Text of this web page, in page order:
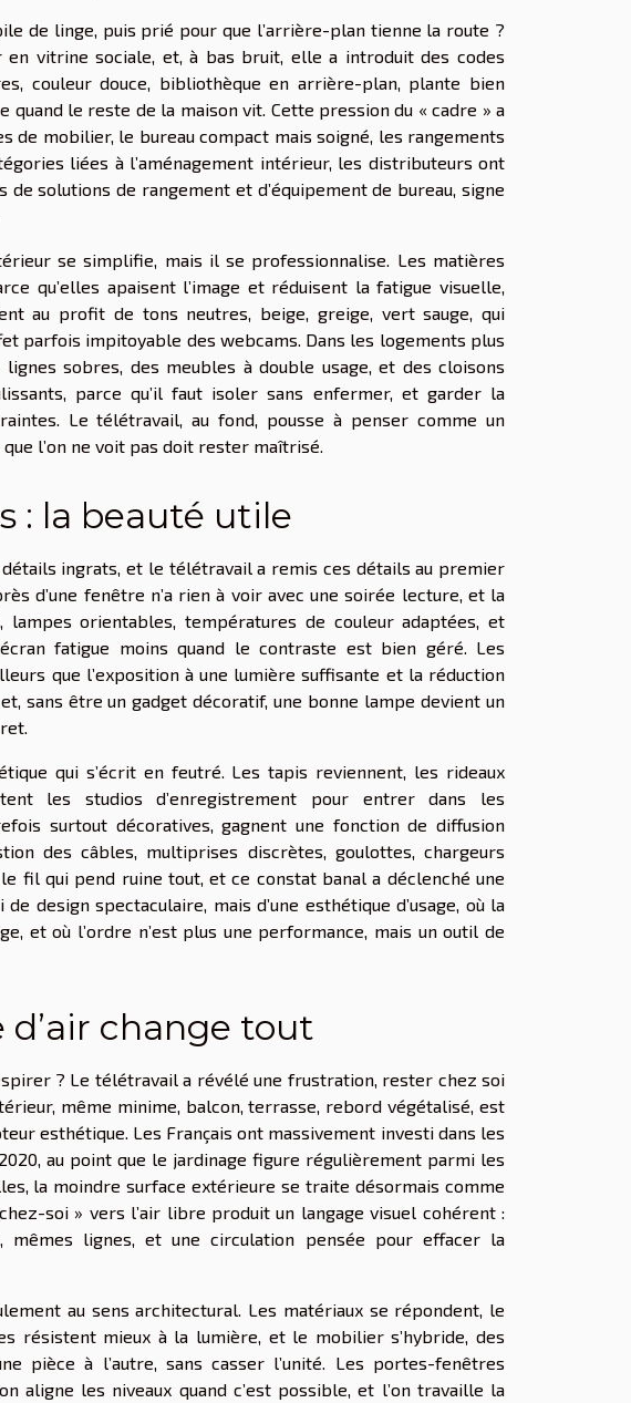
de linge, puis prié pour que l’arrière-plan tienne la route ?
vitrine sociale, et, à bas bruit, elle a introduit des codes
couleur douce, bibliothèque en arrière-plan, plante bien
le reste de la maison vit. Cette pression du « cadre » a
de mobilier, le bureau compact mais soigné, les rangements
liées à l’aménagement intérieur, les distributeurs ont
solutions de rangement et d’équipement de bureau, signe
se simplifie, mais il se professionnalise. Les matières
qu’elles apaisent l’image et réduisent la fatigue visuelle,
au profit de tons neutres, beige, greige, vert sauge, qui
parfois impitoyable des webcams. Dans les logements plus
sobres, des meubles à double usage, et des cloisons
parce qu’il faut isoler sans enfermer, et garder la
Le télétravail, au fond, pousse à penser comme un
l’on ne voit pas doit rester maîtrisé.
: la beauté utile
ingrats, et le télétravail a remis ces détails au premier
d’une fenêtre n’a rien à voir avec une soirée lecture, et la
lampes orientables, températures de couleur adaptées, et
fatigue moins quand le contraste est bien géré. Les
que l’exposition à une lumière suffisante et la réduction
sans être un gadget décoratif, une bonne lampe devient un
qui s’écrit en feutré. Les tapis reviennent, les rideaux
les studios d’enregistrement pour entrer dans les
surtout décoratives, gagnent une fonction de diffusion
des câbles, multiprises discrètes, goulottes, chargeurs
fil qui pend ruine tout, et ce constat banal a déclenché une
design spectaculaire, mais d’une esthétique d’usage, où la
et où l’ordre n’est plus une performance, mais un outil de
d’air change tout
? Le télétravail a révélé une frustration, rester chez soi
même minime, balcon, terrasse, rebord végétalisé, est
esthétique. Les Français ont massivement investi dans les
au point que le jardinage figure régulièrement parmi les
la moindre surface extérieure se traite désormais comme
soi » vers l’air libre produit un langage visuel cohérent :
mêmes lignes, et une circulation pensée pour effacer la
au sens architectural. Les matériaux se répondent, le
résistent mieux à la lumière, et le mobilier s’hybride, des
pièce à l’autre, sans casser l’unité. Les portes-fenêtres
aligne les niveaux quand c’est possible, et l’on travaille la